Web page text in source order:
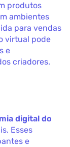
produtos
ambientes
para vendas
virtual pode
e
criadores.
digital do
Esses
e